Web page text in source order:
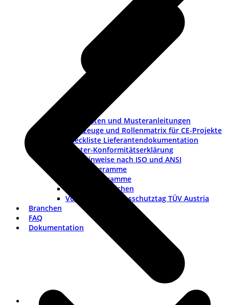
Checklisten und Musteranleitungen
Werkzeuge und Rollenmatrix für CE-Projekte
Checkliste Lieferantendokumentation
Muster-Konformitätserklärung
Warnhinweise nach ISO und ANSI
ISO-Piktogramme
ANSI-Piktogramme
Länderkennzeichen
Vortrag Explosionsschutztag TÜV Austria
Branchen
FAQ
Dokumentation